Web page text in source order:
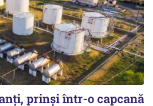
prinși într-o capcană